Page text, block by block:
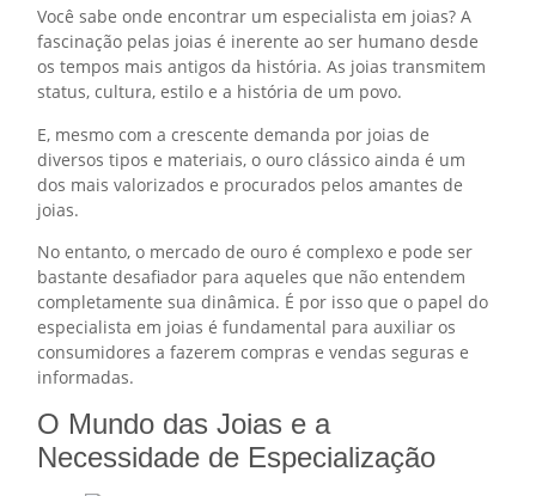
Você sabe onde encontrar um especialista em joias? A
fascinação pelas joias é inerente ao ser humano desde
os tempos mais antigos da história. As joias transmitem
status, cultura, estilo e a história de um povo.
E, mesmo com a crescente demanda por joias de
diversos tipos e materiais, o ouro clássico ainda é um
dos mais valorizados e procurados pelos amantes de
joias.
No entanto, o mercado de ouro é complexo e pode ser
bastante desafiador para aqueles que não entendem
completamente sua dinâmica. É por isso que o papel do
especialista em joias é fundamental para auxiliar os
consumidores a fazerem compras e vendas seguras e
informadas.
O Mundo das Joias e a
Necessidade de Especialização